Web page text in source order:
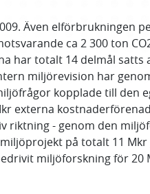
Även elförbrukningen
ca 2 300 ton
har totalt 14 delmål satts
miljörevision har
kopplade till den
externa
riktning - genom den
på totalt 11
miljöforskning för 20